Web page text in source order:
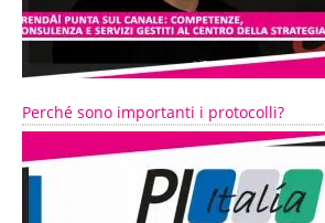
Perché sono importanti i protocolli?